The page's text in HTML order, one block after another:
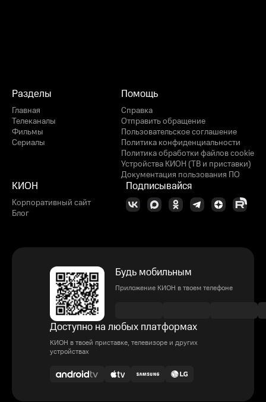
Разделы
Главная
Телеканалы
Фильмы
Сериалы
Помощь
Справка
Отправить обращение
Пользовательское соглашение
Политика конфиденциальности
Политика обработки файлов cookie
Устройства КИОН (ТВ и приставки)
Документация пользования ПО
КИОН
Корпоративный сайт
Блог
Подписывайся
Будь мобильным
Приложение КИОН в твоем телефоне
Доступно на любых платформах
КИОН в твоей приставке, телевизоре и других
устройствах